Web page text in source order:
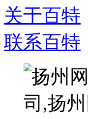
关于百特
联系百特